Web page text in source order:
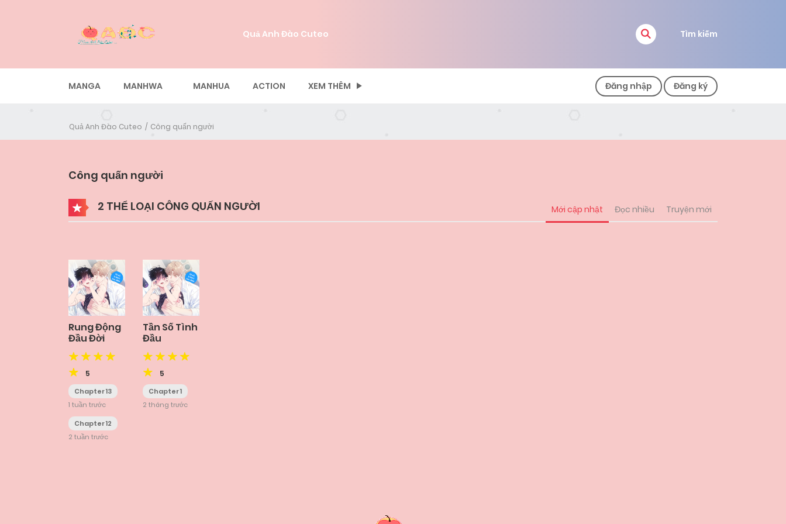
Quả Anh Đào Cuteo Tìm kiếm
MANGA MANHWA MANHUA ACTION XEM THÊM Đăng nhập Đăng ký
Quả Anh Đào Cuteo Công quấn người
Công quấn người
2 THỂ LOẠI CÔNG QUẤN NGƯỜI Mới cập nhật Đọc nhiều Truyện mới
Rung Động
Đầu Đời
5
Chapter 13
1 tuần trước
Chapter 12
2 tuần trước
Tần Số Tình
Đầu
5
Chapter 1
2 tháng trước